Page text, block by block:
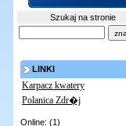
Szukaj na stronie
LINKI
Karpacz kwatery
Polanica Zdr�j
Online: (1)